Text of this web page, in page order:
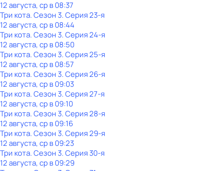
12 августа, ср в 08:37
Три кота. Сезон 3. Серия 23-я
12 августа, ср в 08:44
Три кота. Сезон 3. Серия 24-я
12 августа, ср в 08:50
Три кота. Сезон 3. Серия 25-я
12 августа, ср в 08:57
Три кота. Сезон 3. Серия 26-я
12 августа, ср в 09:03
Три кота. Сезон 3. Серия 27-я
12 августа, ср в 09:10
Три кота. Сезон 3. Серия 28-я
12 августа, ср в 09:16
Три кота. Сезон 3. Серия 29-я
12 августа, ср в 09:23
Три кота. Сезон 3. Серия 30-я
12 августа, ср в 09:29